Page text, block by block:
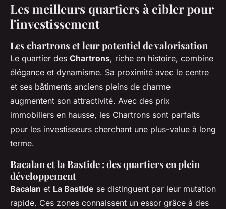
Les meilleurs quartiers à cibler pour
l'investissement
Les chartrons et leur potentiel de valorisation
Le quartier des Chartrons, riche en histoire, combine
élégance et dynamisme. Sa proximité avec le centre
et ses bâtiments anciens pleins de charme
augmentent son attractivité. Avec des prix
immobiliers en hausse, les Chartrons sont parfaits
pour les investisseurs cherchant une plus-value à long
terme.
Bacalan et la Bastide : des quartiers en plein
développement
Bacalan et La Bastide se distinguent par leur mutation
rapide. Ces zones connaissent un essor grâce à des